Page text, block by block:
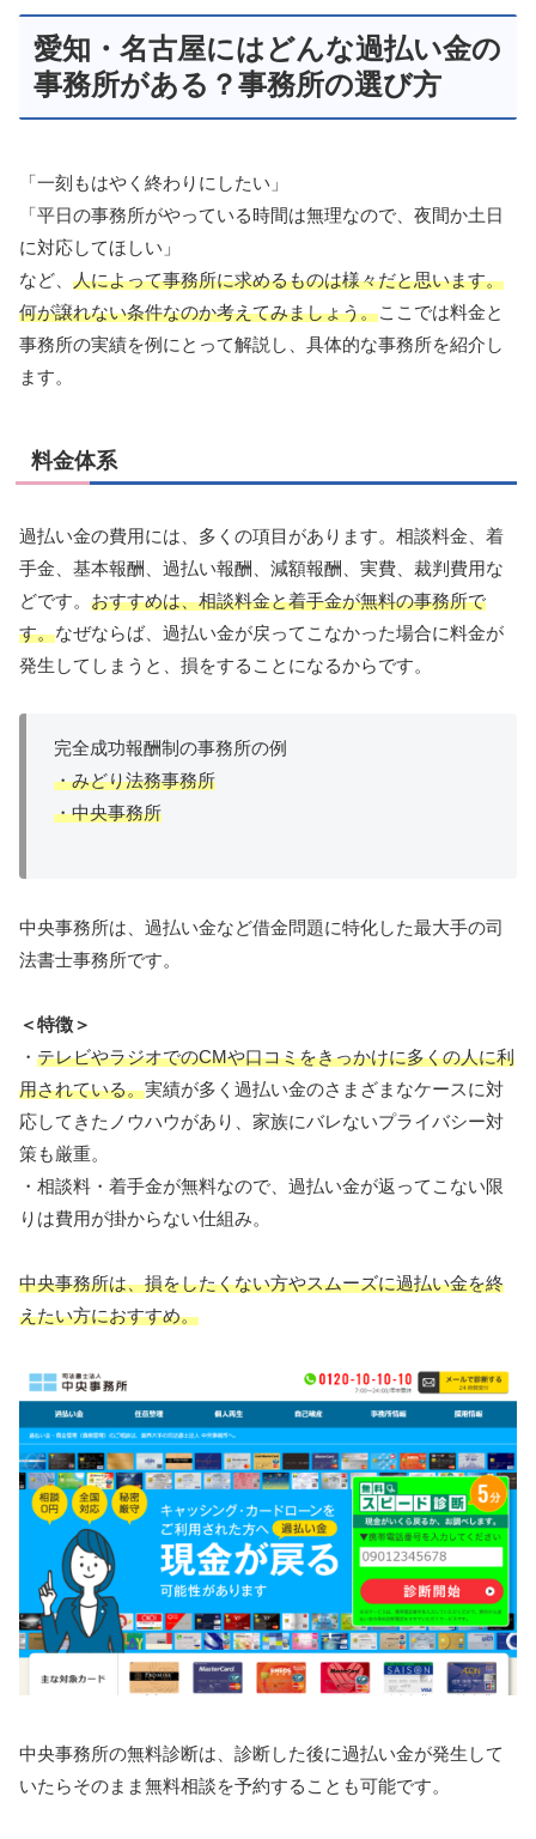
愛知・名古屋にはどんな過払い金の
事務所がある？事務所の選び方
「一刻もはやく終わりにしたい」
「平日の事務所がやっている時間は無理なので、夜間か土日
に対応してほしい」
など、 人によって事務所に求めるものは様々だと思います。
何が譲れない条件なのか考えてみましょう。ここでは料金と
事務所の実績を例にとって解説し、具体的な事務所を紹介し
ます。
料金体系
過払い金の費用には、多くの項目があります。相談料金、着
手金、基本報酬、過払い報酬、減額報酬、実費、裁判費用な
どです。 おすすめは、相談料金と着手金が無料の事務所で
す。なぜならば、過払い金が戻ってこなかった場合に料金が
発生してしまうと、損をすることになるからです。
完全成功報酬制の事務所の例
・みどり法務事務所
・中央事務所
中央事務所は、過払い金など借金問題に特化した最大手の司
法書士事務所です。
＜特徴＞
・ テレビやラジオでのCMや口コミをきっかけに多くの人に利
用されている。実績が多く過払い金のさまざまなケースに対
応してきたノウハウがあり、家族にバレないプライバシー対
策も厳重。
・相談料・着手金が無料なので、過払い金が返ってこない限
りは費用が掛からない仕組み。
中央事務所は、損をしたくない方やスムーズに過払い金を終
えたい方におすすめ。
中央事務所の無料診断は、診断した後に過払い金が発生して
いたらそのまま無料相談を予約することも可能です。